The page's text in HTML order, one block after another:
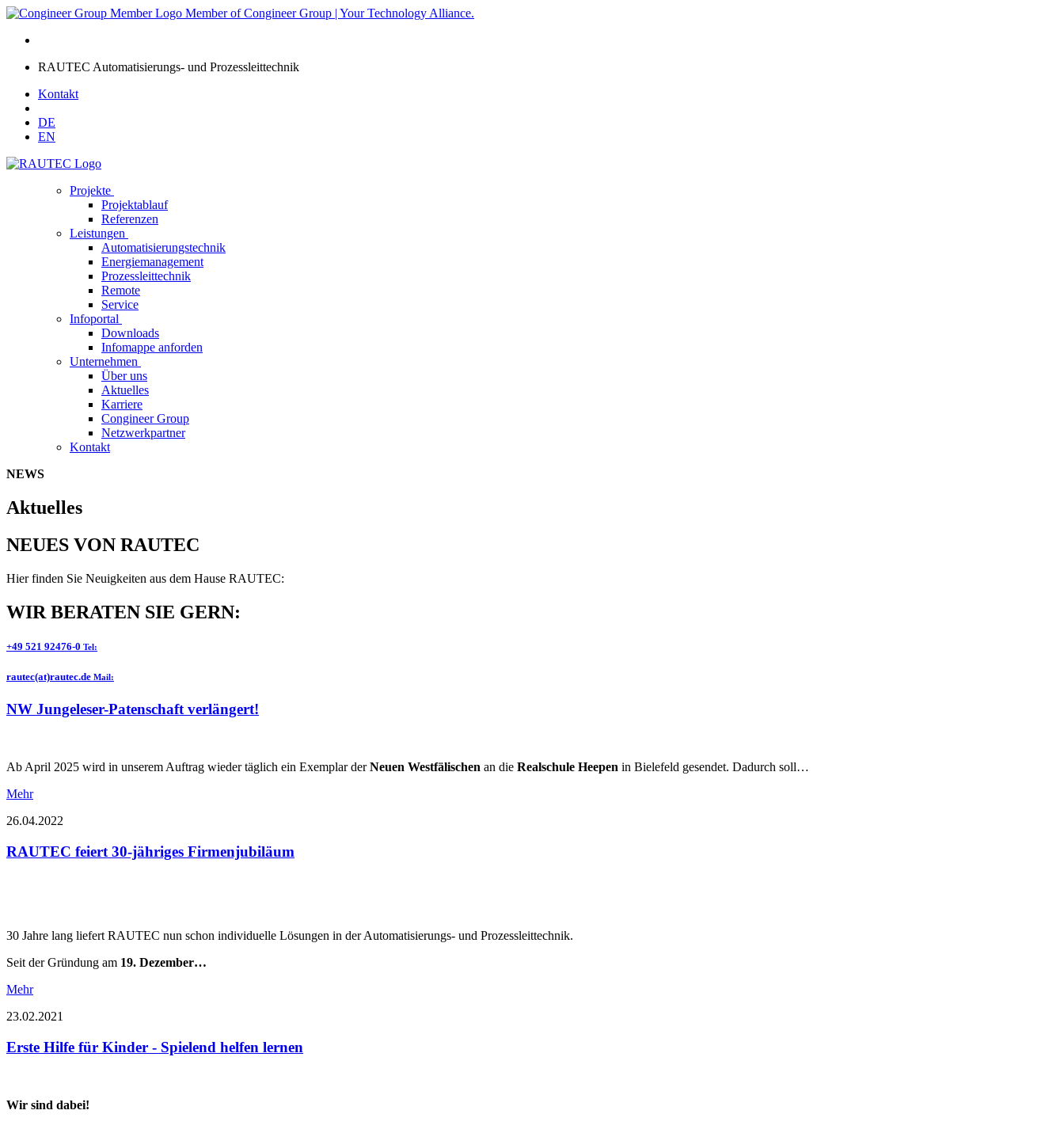
Member of Congineer Group | Your Technology Alliance.
RAUTEC Automatisierungs- und Prozessleittechnik
Kontakt
DE
EN
Projekte
Projektablauf
Referenzen
Leistungen
Automatisierungstechnik
Energiemanagement
Prozessleittechnik
Remote
Service
Infoportal
Downloads
Infomappe anforden
Unternehmen
Über uns
Aktuelles
Karriere
Congineer Group
Netzwerkpartner
Kontakt
NEWS
Aktuelles
NEUES VON RAUTEC
Hier finden Sie Neuigkeiten aus dem Hause RAUTEC:
WIR BERATEN SIE GERN:
+49 521 92476-0 Tel:
rautec(at)rautec.de Mail:
NW Jungeleser-Patenschaft verlängert!
Ab April 2025 wird in unserem Auftrag wieder täglich ein Exemplar derNeuen Westfälischen an die Realschule Heepen in Bielefeld gesendet. Dadurch soll…
Mehr
26.04.2022
RAUTEC feiert 30-jähriges Firmenjubiläum
30 Jahre lang liefert RAUTEC nun schon individuelle Lösungen in der Automatisierungs- und Prozessleittechnik.
Seit der Gründung am 19. Dezember…
Mehr
23.02.2021
Erste Hilfe für Kinder - Spielend helfen lernen
Wir sind dabei!